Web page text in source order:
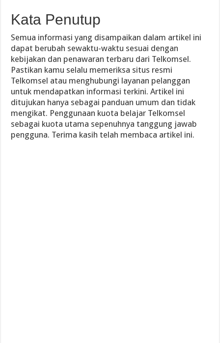
Kata Penutup
Semua informasi yang disampaikan dalam artikel ini
dapat berubah sewaktu-waktu sesuai dengan
kebijakan dan penawaran terbaru dari Telkomsel.
Pastikan kamu selalu memeriksa situs resmi
Telkomsel atau menghubungi layanan pelanggan
untuk mendapatkan informasi terkini. Artikel ini
ditujukan hanya sebagai panduan umum dan tidak
mengikat. Penggunaan kuota belajar Telkomsel
sebagai kuota utama sepenuhnya tanggung jawab
pengguna. Terima kasih telah membaca artikel ini.